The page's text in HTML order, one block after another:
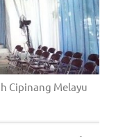
Cipinang Melayu